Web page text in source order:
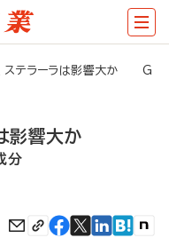
ステラーラは影響大か G
影響大か
分